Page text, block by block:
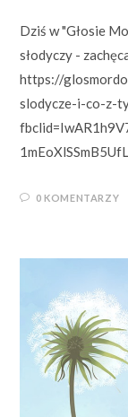
Dziś w "Głosie
słodyczy -
https://
slodycze-i-co-z-
0 KOMENTARZY